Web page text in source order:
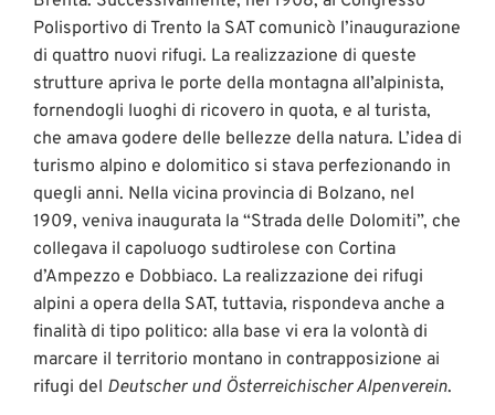
Polisportivo di Trento la SAT comunicò l’inaugurazione
di quattro nuovi rifugi. La realizzazione di queste
strutture apriva le porte della montagna all’alpinista,
fornendogli luoghi di ricovero in quota, e al turista,
che amava godere delle bellezze della natura. L’idea di
turismo alpino e dolomitico si stava perfezionando in
quegli anni. Nella vicina provincia di Bolzano, nel
1909, veniva inaugurata la “Strada delle Dolomiti”, che
collegava il capoluogo sudtirolese con Cortina
d’Ampezzo e Dobbiaco. La realizzazione dei rifugi
alpini a opera della SAT, tuttavia, rispondeva anche a
finalità di tipo politico: alla base vi era la volontà di
marcare il territorio montano in contrapposizione ai
rifugi del Deutscher und Österreichischer Alpenverein.